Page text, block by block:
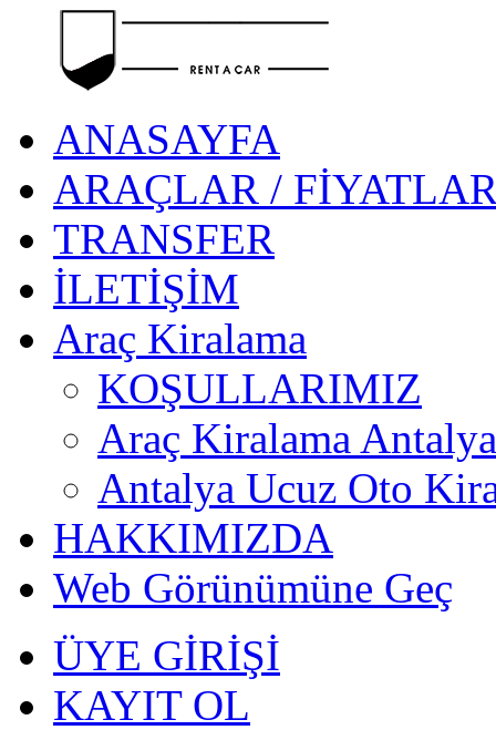
ANASAYFA
ARAÇLAR /
TRANSFER
İLETİŞİM
Araç Kiralama
KOŞULLARIMIZ
Araç Kiralama Antalya
Antalya Ucuz Oto
HAKKIMIZDA
Web Görünümüne Geç
ÜYE GİRİŞİ
KAYIT OL